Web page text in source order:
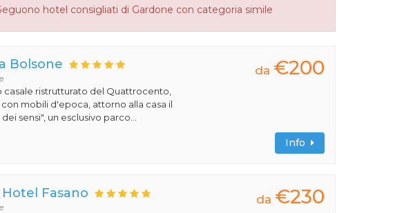
hotel consigliati di Gardone con categoria simile
Bolsone
casale ristrutturato del Quattrocento,
mobili d'epoca, attorno alla casa il
sensi", un esclusivo parco...
da €200
Info
Fasano da €230